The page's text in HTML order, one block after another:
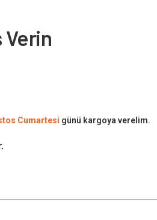
Verin
Cumartesi günü kargoya verelim.